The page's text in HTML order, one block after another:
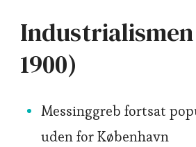
Industrialismen
1900)
Messinggreb fortsat
uden for København